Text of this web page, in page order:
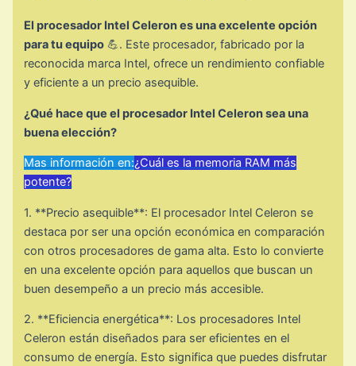
El procesador Intel Celeron es una excelente opción
para tu equipo 💪. Este procesador, fabricado por la
reconocida marca Intel, ofrece un rendimiento confiable
y eficiente a un precio asequible.
¿Qué hace que el procesador Intel Celeron sea una
buena elección?
Mas información en:¿Cuál es la memoria RAM más
potente?
1. **Precio asequible**: El procesador Intel Celeron se
destaca por ser una opción económica en comparación
con otros procesadores de gama alta. Esto lo convierte
en una excelente opción para aquellos que buscan un
buen desempeño a un precio más accesible.
2. **Eficiencia energética**: Los procesadores Intel
Celeron están diseñados para ser eficientes en el
consumo de energía. Esto significa que puedes disfrutar